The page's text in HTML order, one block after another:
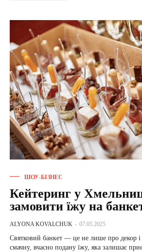
ШОУ-БІЗНЕС
Кейтеринг у
замовити їжу на
ALYONA KOVALCHUK - 07.05.2025
Святковий банкет — це не лише про декор і
смачну, вчасно подану їжу, яка залишає